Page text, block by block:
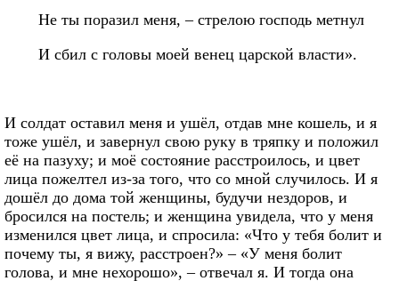
Не ты поразил меня, – стрелою господь метнул
И сбил с головы моей венец царской власти».
И солдат оставил меня и ушёл, отдав мне кошель, и я
тоже ушёл, и завернул свою руку в тряпку и положил
её на пазуху; и моё состояние расстроилось, и цвет
лица пожелтел из-за того, что со мной случилось. И я
дошёл до дома той женщины, будучи нездоров, и
бросился на постель; и женщина увидела, что у меня
изменился цвет лица, и спросила: «Что у тебя болит и
почему ты, я вижу, расстроен?» – «У меня болит
голова, и мне нехорошо», – отвечал я. И тогда она